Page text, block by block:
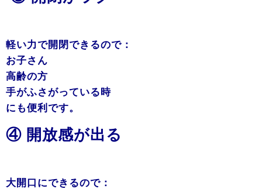
軽い力で開閉できるので：
お子さん
高齢の方
手がふさがっている時
にも便利です。
④ 開放感が出る
大開口にできるので：